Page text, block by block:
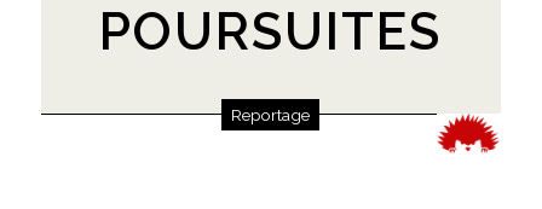
POURSUITES
Reportage